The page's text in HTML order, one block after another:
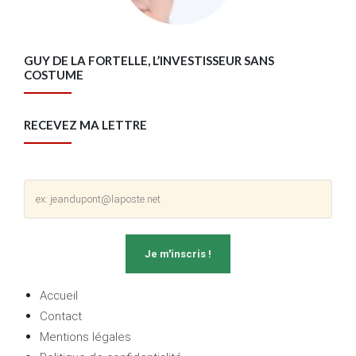
GUY DE LA FORTELLE, L’INVESTISSEUR SANS
COSTUME
RECEVEZ MA LETTRE
Accueil
Contact
Mentions légales